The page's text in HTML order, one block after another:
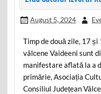
August 5, 2024
Timp de două zile, 17
vâlcene Vaideeni sunt
manifestare aflată la a
primărie, Asociația
Consiliul Județean